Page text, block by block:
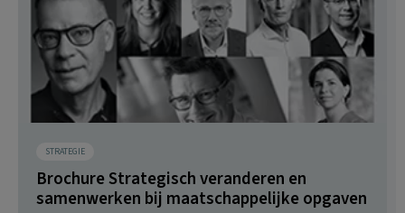
STRATEGIE
Brochure Strategisch veranderen en
samenwerken bij maatschappelijke opgaven